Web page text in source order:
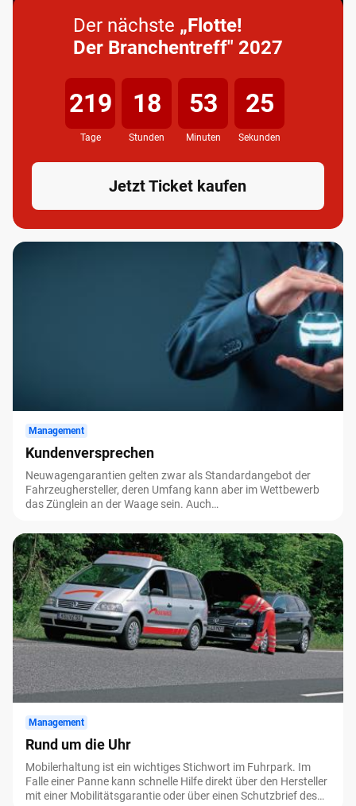
Der nächste „Flotte!
Der Branchentreff" 2027
219
Tage
18
Stunden
53
Minuten
24
Sekunden
Jetzt Ticket kaufen
Management
Kundenversprechen
Neuwagengarantien gelten zwar als Standardangebot der
Fahrzeughersteller, deren Umfang kann aber im Wettbewerb
das Zünglein an der Waage sein. Auch
etabliert und deren Fehlen könnte sich zu einem
Wettbewerbsnachteil auswirken. Ein Überblick.
Management
Rund um die Uhr
Mobilerhaltung ist ein wichtiges Stichwort im Fuhrpark. Im
Falle einer Panne kann schnelle Hilfe direkt über den Hersteller
mit einer Mobilitätsgarantie oder über einen Schutzbrief des